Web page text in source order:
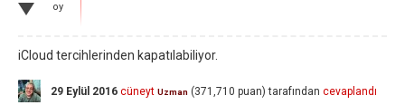
oy
iCloud tercihlerinden kapatılabiliyor.
29 Eylül 2016 cüneyt Uzman (371,710 puan) tarafından cevaplandı